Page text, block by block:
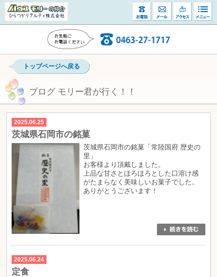
トップページへ戻る
ブログ モリー君が行く！！
2025.06.25
茨城県石岡市の銘菓
茨城県石岡市の銘菓「常陸国府 歴史の
里」
お客様より頂戴しました。
上品な甘さとほろほろとした口溶け感
がたまらなく美味しいお菓子でした。
ありがとうございます！
2025.06.24
定食